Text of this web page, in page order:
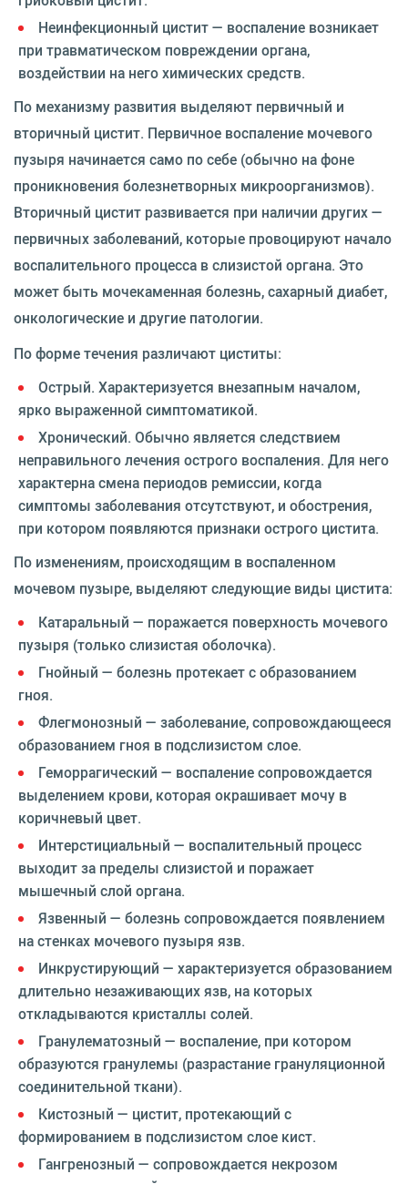
Неинфекционный цистит — воспаление возникает
при травматическом повреждении органа,
воздействии на него химических средств.
По механизму развития выделяют первичный и
вторичный цистит. Первичное воспаление мочевого
пузыря начинается само по себе (обычно на фоне
проникновения болезнетворных микроорганизмов).
Вторичный цистит развивается при наличии других —
первичных заболеваний, которые провоцируют начало
воспалительного процесса в слизистой органа. Это
может быть мочекаменная болезнь, сахарный диабет,
онкологические и другие патологии.
По форме течения различают циститы:
Острый. Характеризуется внезапным началом,
ярко выраженной симптоматикой.
Хронический. Обычно является следствием
неправильного лечения острого воспаления. Для него
характерна смена периодов ремиссии, когда
симптомы заболевания отсутствуют, и обострения,
при котором появляются признаки острого цистита.
По изменениям, происходящим в воспаленном
мочевом пузыре, выделяют следующие виды цистита:
Катаральный — поражается поверхность мочевого
пузыря (только слизистая оболочка).
Гнойный — болезнь протекает с образованием
гноя.
Флегмонозный — заболевание, сопровождающееся
образованием гноя в подслизистом слое.
Геморрагический — воспаление сопровождается
выделением крови, которая окрашивает мочу в
коричневый цвет.
Интерстициальный — воспалительный процесс
выходит за пределы слизистой и поражает
мышечный слой органа.
Язвенный — болезнь сопровождается появлением
на стенках мочевого пузыря язв.
Инкрустирующий — характеризуется образованием
длительно незаживающих язв, на которых
откладываются кристаллы солей.
Гранулематозный — воспаление, при котором
образуются гранулемы (разрастание грануляционной
соединительной ткани).
Кистозный — цистит, протекающий с
формированием в подслизистом слое кист.
Гангренозный — сопровождается некрозом